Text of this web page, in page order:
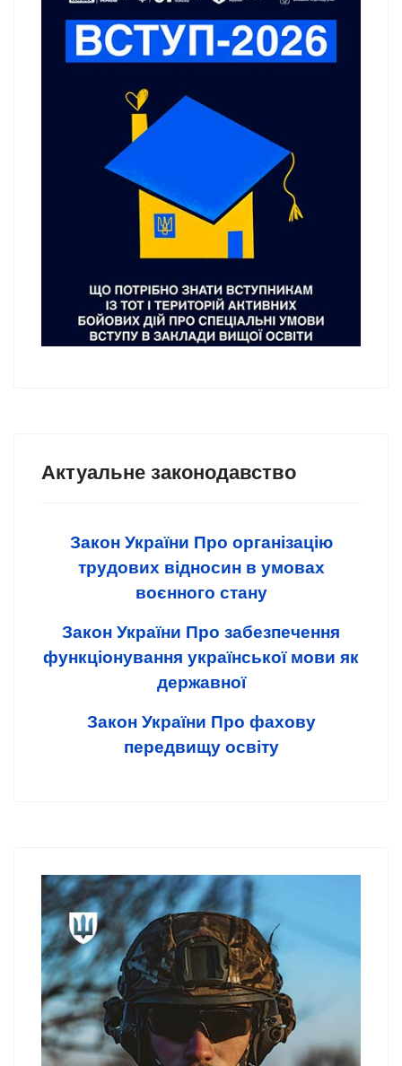
Актуальне законодавство
Закон України Про організацію
трудових відносин в умовах
воєнного стану
Закон України Про забезпечення
функціонування української мови як
державної
Закон України Про фахову
передвищу освіту